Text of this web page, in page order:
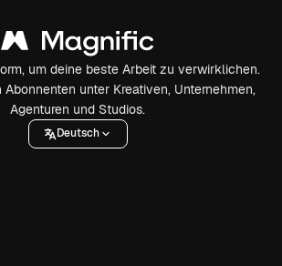
um deine beste Arbeit zu verwirklichen.
Abonnenten unter Kreativen, Unternehmen,
Agenturen und Studios.
Deutsch